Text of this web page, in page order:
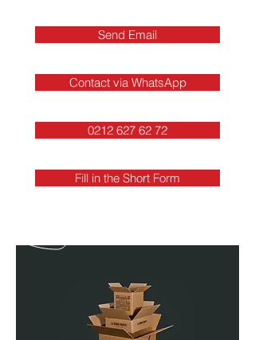
Send Email
Contact via WhatsApp
0212 627 62 72
Fill in the Short Form